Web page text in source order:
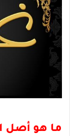
ما هو أصل